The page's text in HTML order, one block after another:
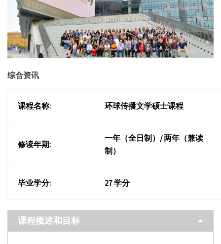
综合资讯
课程名称: 环球传播文学硕士课程
修读年期:
一年（全日制）/ 两年（兼读
制）
毕业学分: 27 学分
课程概述和目标